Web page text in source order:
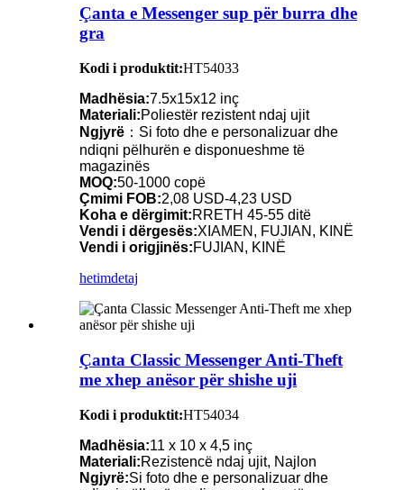
Çanta e Messenger sup për burra dhe
gra
Kodi i produktit:HT54033
Madhësia:7.5x15x12 inç
Materiali:Poliestër rezistent ndaj ujit
Ngjyrë ：Si foto dhe e personalizuar dhe
ndiqni pëlhurën e disponueshme të
magazinës
MOQ:50-1000 copë
Çmimi FOB:2,08 USD-4,23 USD
Koha e dërgimit:RRETH 45-55 ditë
Vendi i dërgesës:XIAMEN, FUJIAN, KINË
Vendi i origjinës:FUJIAN, KINË
hetimdetaj
Çanta Classic Messenger Anti-Theft
me xhep anësor për shishe uji
Kodi i produktit:HT54034
Madhësia:11 x 10 x 4,5 inç
Materiali:Rezistencë ndaj ujit, Najlon
Ngjyrë:Si foto dhe e personalizuar dhe